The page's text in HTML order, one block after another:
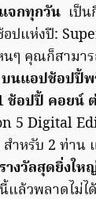
จกทุกวัน เป็
ปแห่งปี:
ๆ คุณก็สามาร
นแอปช้อปปี้
ช้อปปี้ คอยน์
5 Digital
ำหรับ 2 ท่าน
งวัลสุดยิ่งใ
แล้วพลาดไม่